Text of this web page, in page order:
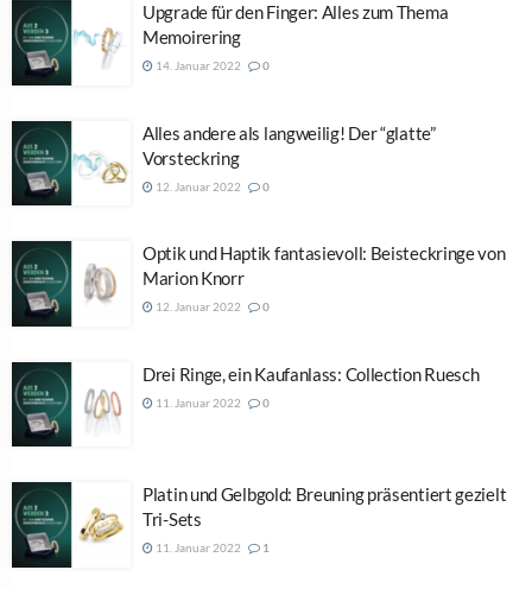
Upgrade für den Finger: Alles zum Thema
Memoirering
14. Januar 2022 0
Alles andere als langweilig! Der “glatte”
Vorsteckring
12. Januar 2022 0
Optik und Haptik fantasievoll: Beisteckringe von
Marion Knorr
12. Januar 2022 0
Drei Ringe, ein Kaufanlass: Collection Ruesch
11. Januar 2022 0
Platin und Gelbgold: Breuning präsentiert gezielt
Tri-Sets
11. Januar 2022 1